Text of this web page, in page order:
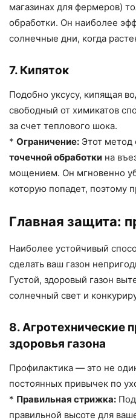
магазинах для фермеров)
обработки. Он наиболее
солнечные дни, когда
7. Кипяток
Подобно уксусу, кипящая
свободный от химикатов
за счет теплового шока.
* Ограничение: Этот метод
точечной обработки на
мощением. Он мгновенно
которую попадет, поэтому
Главная защита:
Наиболее устойчивый
сделать ваш газон
Густой, здоровый газон
солнечный свет и
8. Агротехнические
здоровья газона
Профилактика — это не
постоянных привычек по
* Правильная стрижка:
правильной высоте для